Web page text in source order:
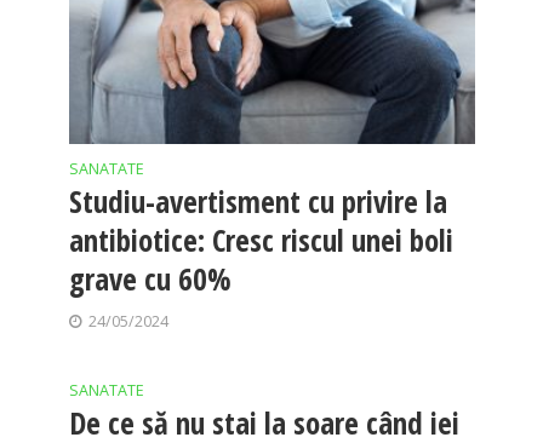
SANATATE
Studiu-avertisment cu privire la
antibiotice: Cresc riscul unei boli
grave cu 60%
24/05/2024
SANATATE
De ce să nu stai la soare când iei